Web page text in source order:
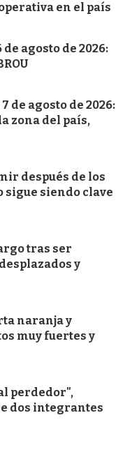
en el país
agosto de 2026:
de agosto de 2026:
zona del país,
después de los
sigue siendo clave
tras ser
y
naranja y
muy fuertes y
perdedor",
dos integrantes